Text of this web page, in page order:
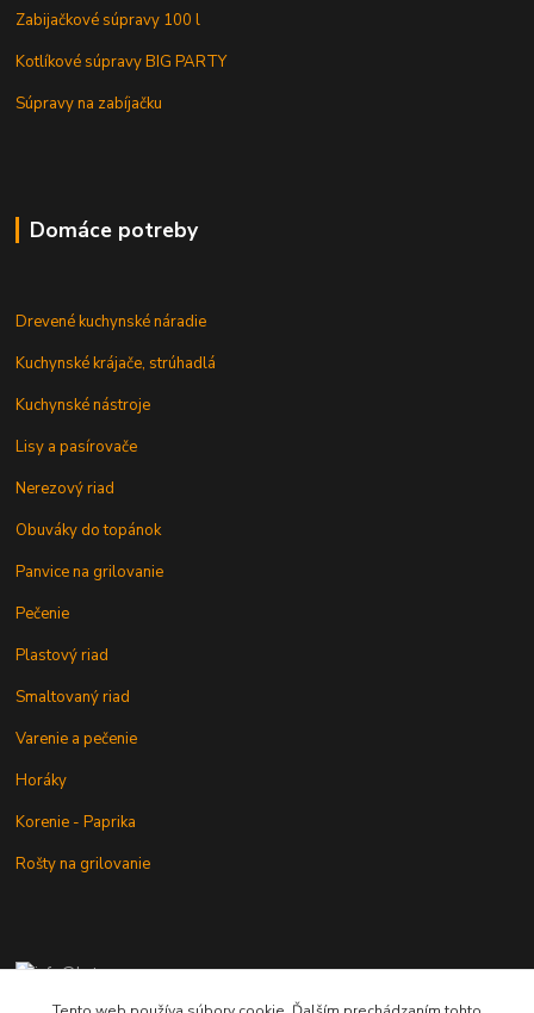
Zabijačkové súpravy 100 l
Kotlíkové súpravy BIG PARTY
Súpravy na zabíjačku
Domáce potreby
Drevené kuchynské náradie
Kuchynské krájače, strúhadlá
Kuchynské nástroje
Lisy a pasírovače
Nerezový riad
Obuváky do topánok
Panvice na grilovanie
Pečenie
Plastový riad
Smaltovaný riad
Varenie a pečenie
Horáky
Korenie - Paprika
Rošty na grilovanie
+421 902 212 007
od 8:00 - do 16:00 hod